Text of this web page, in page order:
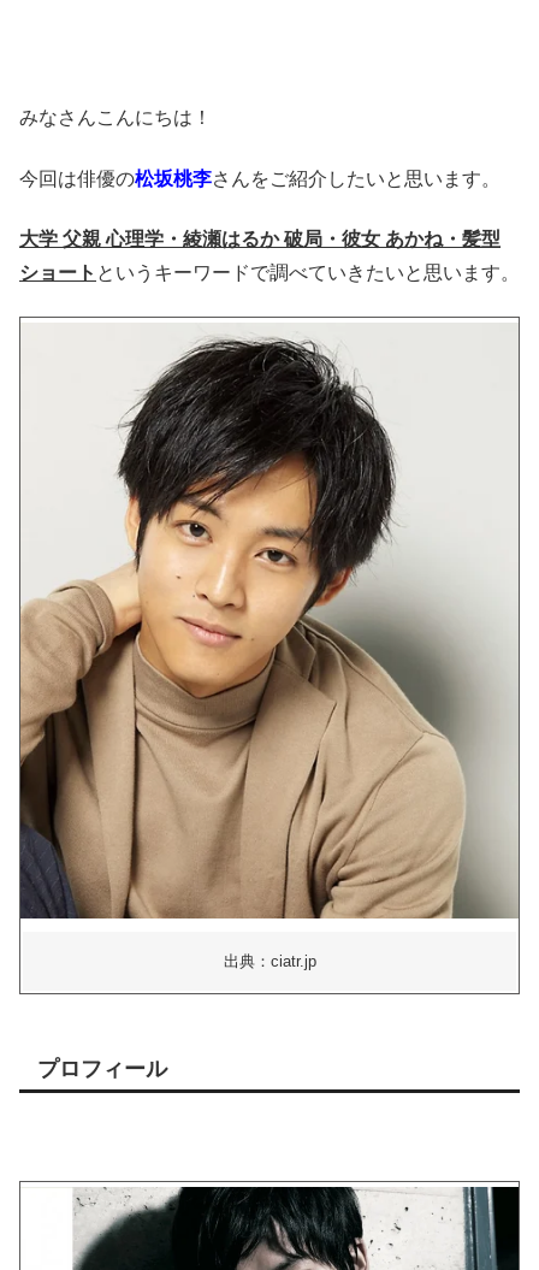
みなさんこんにちは！
今回は俳優の松坂桃李さんをご紹介したいと思います。
大学 父親 心理学・綾瀬はるか 破局・彼女 あかね・髪型
ショート というキーワードで調べていきたいと思います。
出典：ciatr.jp
プロフィール